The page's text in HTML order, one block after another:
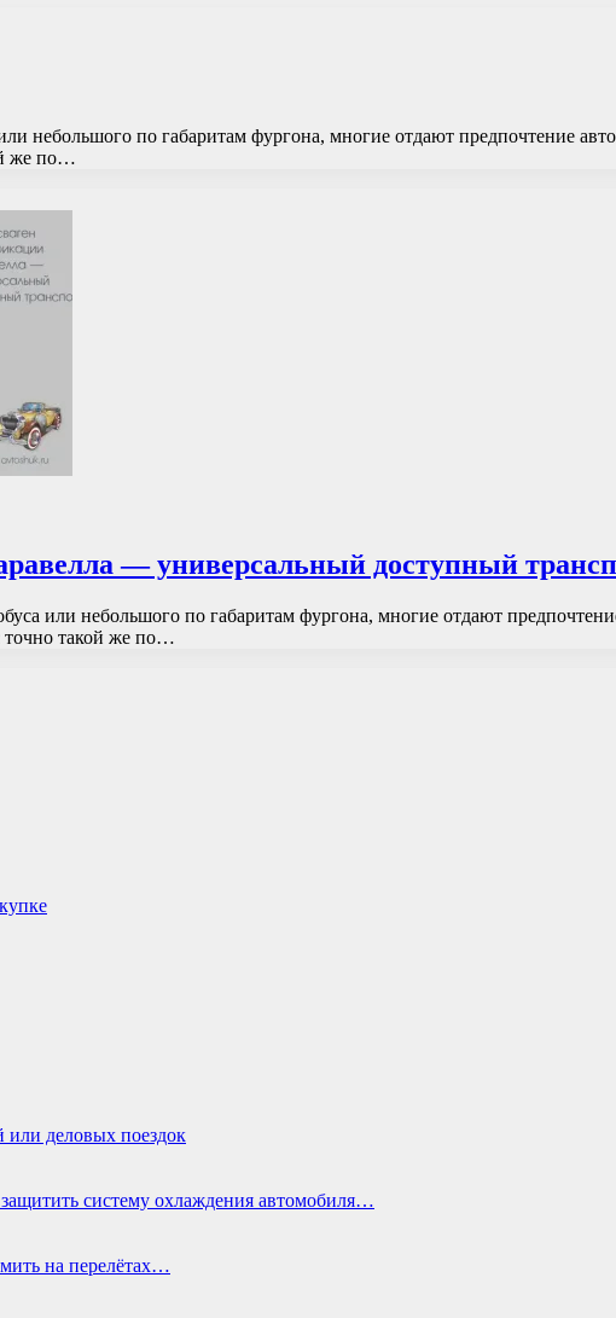
небольшого по габаритам фургона, многие отдают предпочтение
же по…
— универсальный доступный
или небольшого по габаритам фургона, многие отдают
точно такой же по…
или деловых поездок
систему охлаждения автомобиля…
на перелётах…